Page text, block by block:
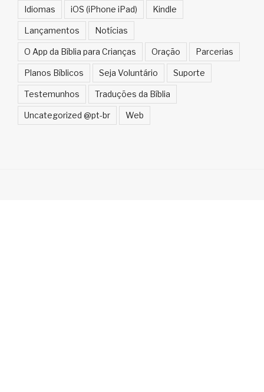
Idiomas iOS (iPhone iPad) Kindle
Lançamentos Notícias
O App da Bíblia para Crianças Oração Parcerias
Planos Bíblicos Seja Voluntário Suporte
Testemunhos Traduções da Bíblia
Uncategorized @pt-br Web